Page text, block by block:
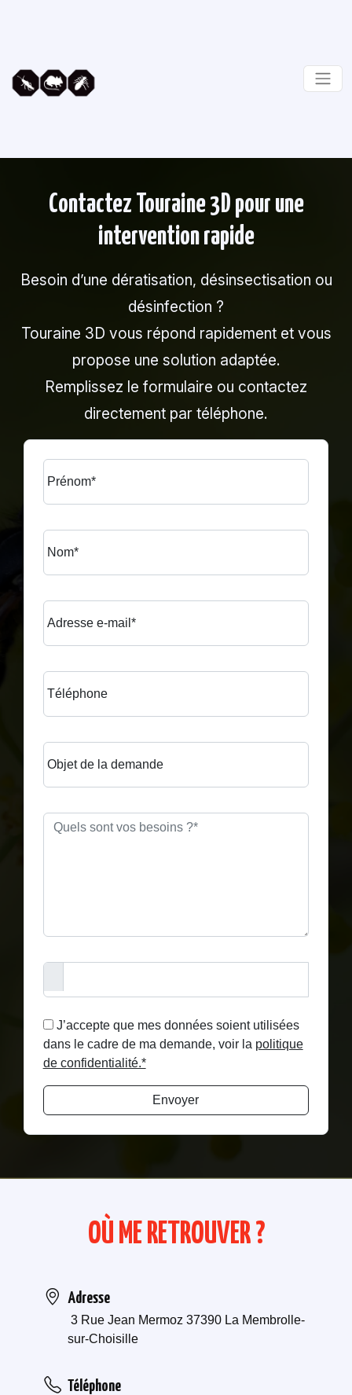
Contactez Touraine 3D pour une
intervention rapide
Besoin d’une dératisation, désinsectisation ou
désinfection ?
Touraine 3D vous répond rapidement et vous
propose une solution adaptée.
Remplissez le formulaire ou contactez
directement par téléphone.
Prénom*
Nom*
Adresse e-mail*
Téléphone
Objet de la demande
J’accepte que mes données soient utilisées
dans le cadre de ma demande, voir la politique
de confidentialité.*
Envoyer
OÙ ME RETROUVER ?
Adresse
3 Rue Jean Mermoz 37390 La Membrolle-
sur-Choisille
Téléphone